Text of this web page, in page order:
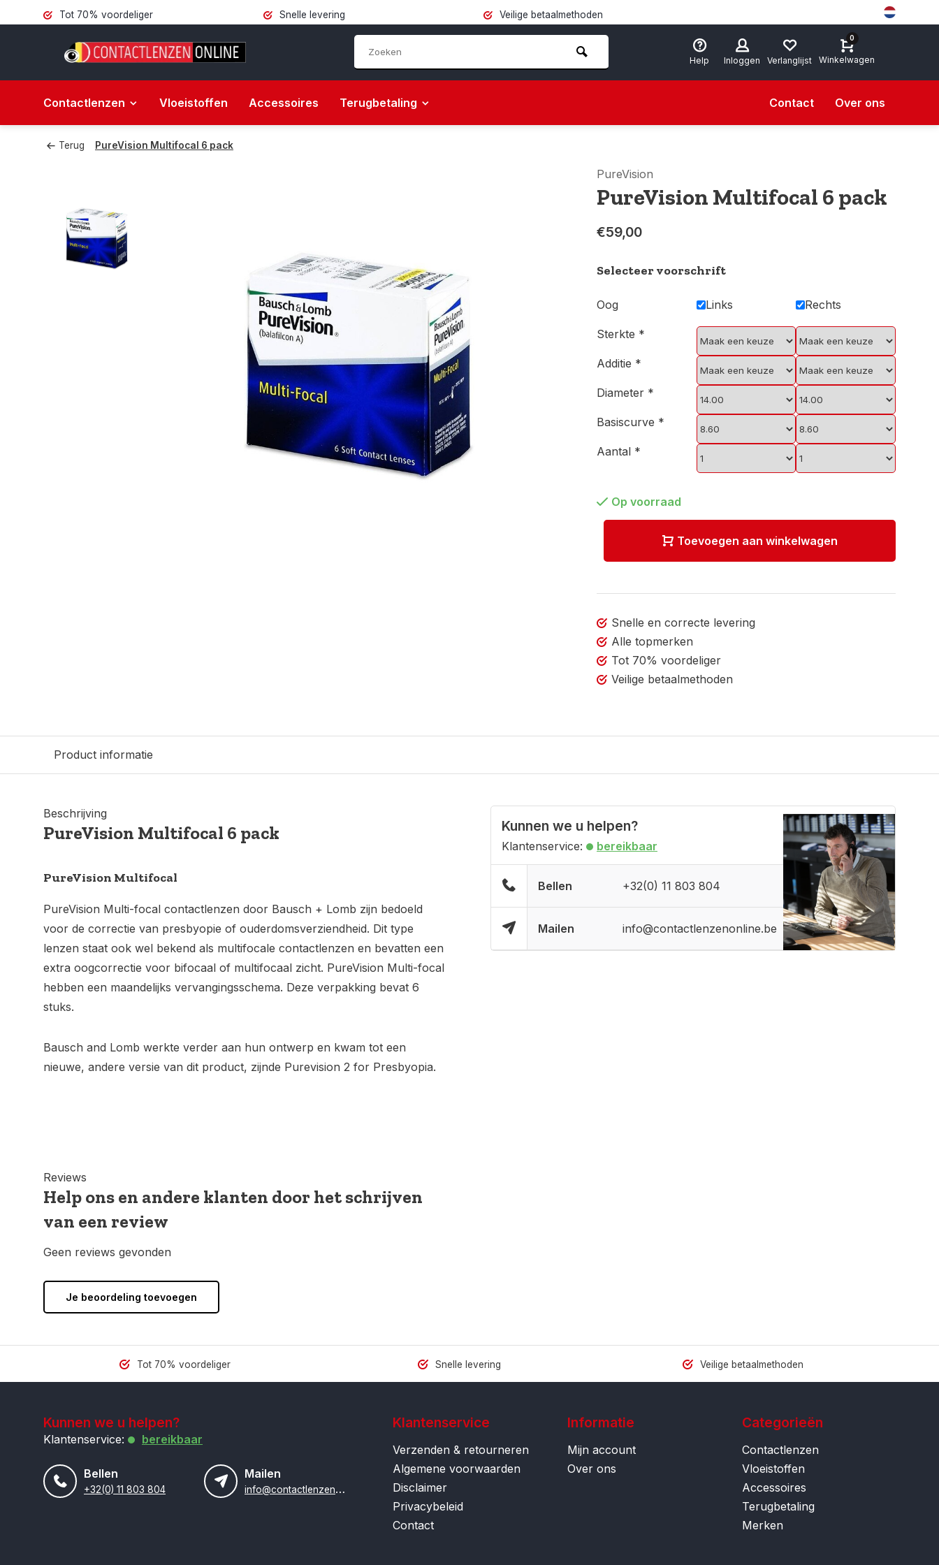
Tot 70% voordeliger Snelle levering Veilige betaalmethoden
Help Inloggen Verlanglijst
0
Winkelwagen
Contactlenzen Vloeistoffen Accessoires Terugbetaling Contact Over ons
Terug PureVision Multifocal 6 pack
PureVision
PureVision Multifocal 6 pack
€59,00
Selecteer voorschrift
Oog Links Rechts
Sterkte *
Additie *
Diameter *
Basiscurve *
Aantal *
Op voorraad
Toevoegen aan winkelwagen
Snelle en correcte levering
Alle topmerken
Tot 70% voordeliger
Veilige betaalmethoden
Product informatie
Beschrijving
PureVision Multifocal 6 pack
PureVision Multifocal
PureVision Multi-focal contactlenzen door Bausch + Lomb zijn bedoeld
voor de correctie van presbyopie of ouderdomsverzi­endheid. Dit type
lenzen staat ook wel bekend als multifocale contactlenzen en bevatten een
extra oogcorrectie voor bifocaal of multifocaal zicht. PureVision Multi-focal
hebben een maandelijks vervangingsschema. Deze verpakking bevat 6
stuks.
Bausch and Lomb werkte verder aan hun ontwerp en kwam tot een
nieuwe, andere versie van dit product, zijnde Purevision 2 for Presbyopia.
Kunnen we u helpen?
Klantenservice: bereikbaar
Bellen +32(0) 11 803 804
Mailen info@contactlenzenonline.be
Reviews
Help ons en andere klanten door het schrijven
van een review
Geen reviews gevonden
Je beoordeling toevoegen
Tot 70% voordeliger Snelle levering Veilige betaalmethoden
Kunnen we u helpen?
Klantenservice: bereikbaar
Bellen
+32(0) 11 803 804
Mailen
i
nfo@contactlenzenonline.be
Klantenservice
Verzenden & retourneren
Algemene voorwaarden
Disclaimer
Privacybeleid
Contact
Informatie
Mijn account
Over ons
Categorieën
Contactlenzen
Vloeistoffen
Accessoires
Terugbetaling
Merken